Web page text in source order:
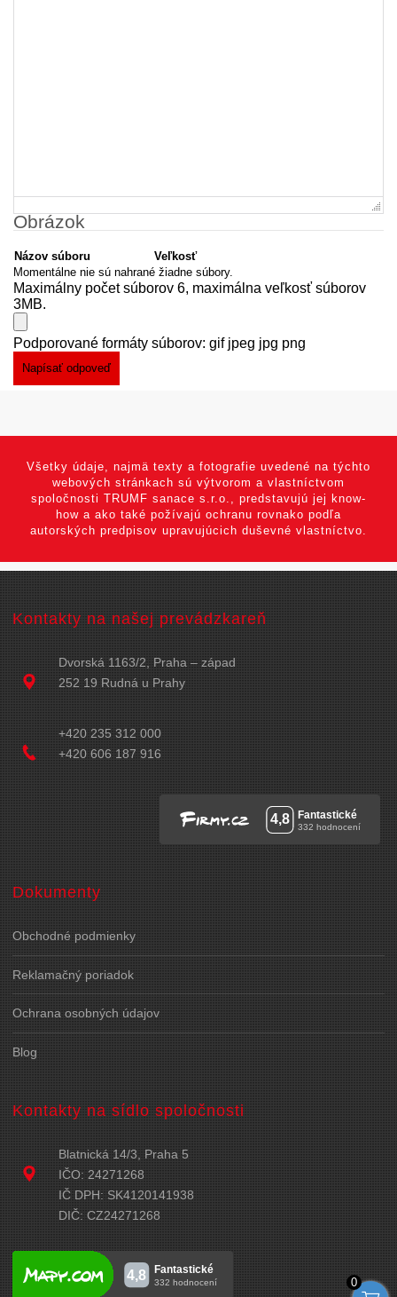
Obrázok
Názov súboru
Veľkosť
Momentálne nie sú nahrané žiadne súbory.
Maximálny počet súborov 6, maximálna veľkosť súborov
3MB.
Podporované formáty súborov: gif jpeg jpg png
Všetky údaje, najmä texty a fotografie uvedené na týchto
webových stránkach sú výtvorom a vlastníctvom
spoločnosti TRUMF sanace s.r.o., predstavujú jej know-
how a ako také požívajú ochranu rovnako podľa
autorských predpisov upravujúcich duševné vlastníctvo.
Kontakty na našej prevádzkareň
Dvorská 1163/2, Praha – západ
252 19 Rudná u Prahy
+420 235 312 000
+420 606 187 916
Dokumenty
Obchodné podmienky
Reklamačný poriadok
Ochrana osobných údajov
Blog
Kontakty na sídlo spoločnosti
Blatnická 14/3, Praha 5
IČO: 24271268
IČ DPH: SK4120141938
DIČ: CZ24271268
0